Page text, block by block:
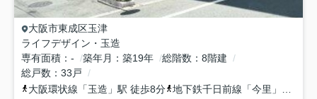
大阪市東成区玉津
ライフデザイン・玉造
専有面積
- 築年月 築19年 総階数
8階建
総戸数
33戸
大阪環状線 「玉造 」駅 徒歩8分 地下鉄千日前線 「今里 」駅 徒歩9分